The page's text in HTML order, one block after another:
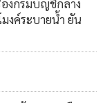
งกรมบัญชีกลาง
งค์ระบายน้ำ ยัน